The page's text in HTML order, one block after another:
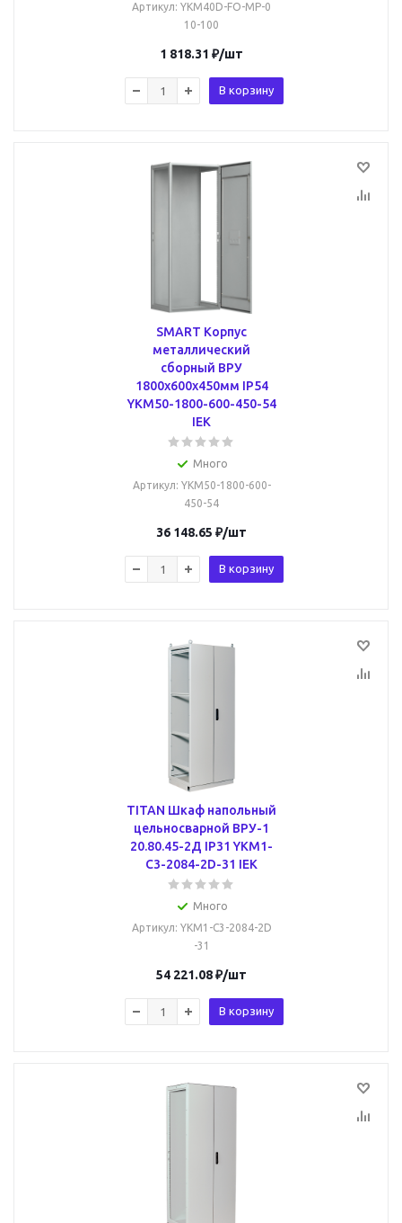
Артикул: YKM40D-FO-MP-0
10-100
1 818.31 ₽/шт
В корзину
SMART Корпус
металлический
сборный ВРУ
1800х600х450мм IP54
YKM50-1800-600-450-54
IEK
Много
Артикул: YKM50-1800-600-
450-54
36 148.65 ₽/шт
В корзину
TITAN Шкаф напольный
цельносварной ВРУ-1
20.80.45-2Д IP31 YKM1-
C3-2084-2D-31 IEK
Много
Артикул: YKM1-C3-2084-2D
-31
54 221.08₽/шт
В корзину